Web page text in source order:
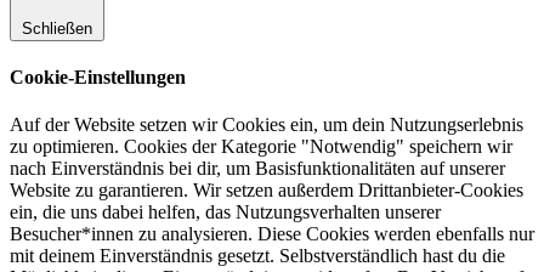
Schließen
Cookie-Einstellungen
Auf der Website setzen wir Cookies ein, um dein Nutzungserlebnis
zu optimieren. Cookies der Kategorie "Notwendig" speichern wir
nach Einverständnis bei dir, um Basisfunktionalitäten auf unserer
Website zu garantieren. Wir setzen außerdem Drittanbieter-Cookies
ein, die uns dabei helfen, das Nutzungsverhalten unserer
Besucher*innen zu analysieren. Diese Cookies werden ebenfalls nur
mit deinem Einverständnis gesetzt. Selbstverständlich hast du die